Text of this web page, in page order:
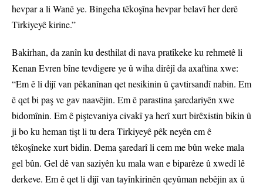
hevpar a li Wanê ye. Bingeha têkoşîna hevpar belavî her derê
Tirkiyeyê kirine.”
Bakirhan, da zanîn ku desthilat di nava pratîkeke ku rehmetê li
Kenan Evren bîne tevdigere ye û wiha dirêjî da axaftina xwe:
“Em ê li dijî van pêkanînan qet nesikinin û çavtirsandî nabin. Em
ê qet bi paş ve gav naavêjin. Em ê parastina şaredariyên xwe
bidomînin. Em ê piştevaniya civakî ya herî xurt birêxistin bikin û
ji bo ku heman tişt li tu dera Tirkiyeyê pêk neyên em ê
têkoşîneke xurt bidin. Dema şaredarî li cem me bûn weke mala
gel bûn. Gel dê van saziyên ku mala wan e biparêze û xwedî lê
derkeve. Em ê qet li dijî van tayînkirinên qeyûman nebêjin ax û